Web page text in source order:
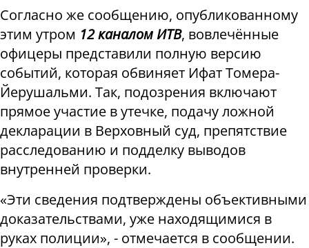
Согласно же сообщению, опубликованному
этим утром 12 каналом ИТВ, вовлечённые
офицеры представили полную версию
событий, которая обвиняет Ифат Томера-
Йерушальми. Так, подозрения включают
прямое участие в утечке, подачу ложной
декларации в Верховный суд, препятствие
расследованию и подделку выводов
внутренней проверки.
«Эти сведения подтверждены объективными
доказательствами, уже находящимися в
руках полиции», - отмечается в сообщении.